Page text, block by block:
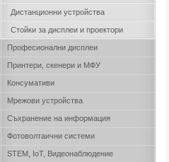
Дистанционни устройства
Стойки за дисплеи и проектори
Професионални дисплеи
Принтери, скенери и МФУ
Консумативи
Мрежови устройства
Съхранение на информация
Фотоволтаични системи
STEM, IoT, Видеонаблюдение